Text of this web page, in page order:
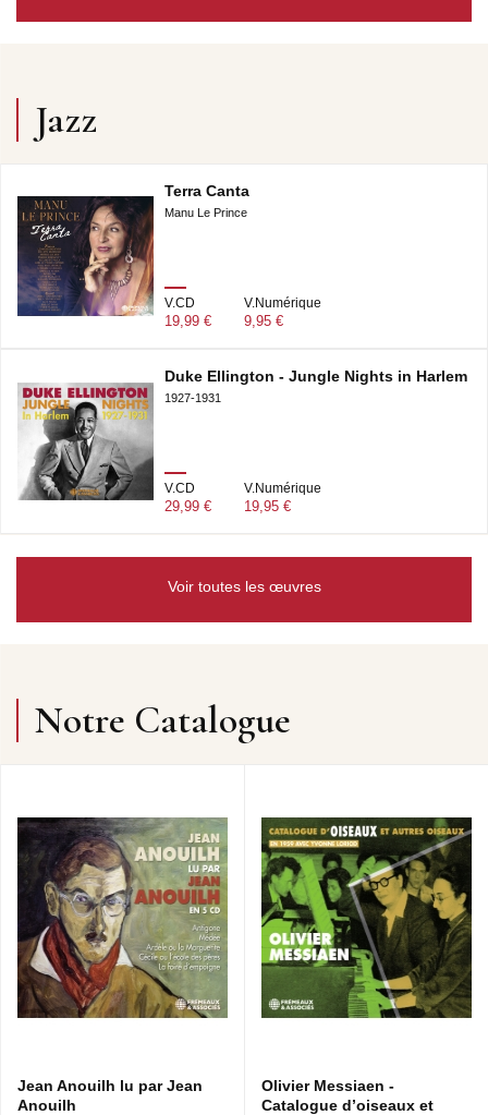
Jazz
Terra Canta
Manu Le Prince
V.CD
19,99 €
V.Numérique
9,95 €
Duke Ellington - Jungle Nights in Harlem
1927-1931
V.CD
29,99 €
V.Numérique
19,95 €
Voir toutes les œuvres
Notre Catalogue
Jean Anouilh lu par Jean
Anouilh
Olivier Messiaen -
Catalogue d’oiseaux et